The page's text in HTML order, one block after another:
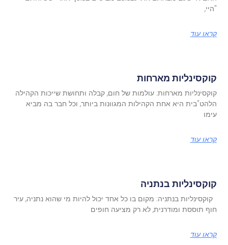
"היי,
קראו עוד
קוקסינליות מארחות
קוקסינליות מארחות: עולמות של חום, קבלה ותחושת שייכות הקהילה
הלהט"בית היא אחת הקהילות המגוונות ביותר, וכל חבר בה מביא
עימו
קראו עוד
קוקסינליות בנתניה
קוקסינליות בנתניה: מקום בו כל אחד יכול להיות מי שהוא נתניה, עיר
חוף תוססת ומודרנית, לא רק מציעה חופים
קראו עוד